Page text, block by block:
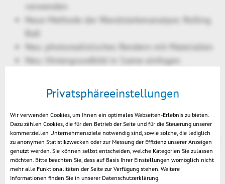
verwenden
Neue Methode der Wandstärkenanalyse: Rolling
Ball
Neu: photorealistisches Rendern mit Materialien
Neu: Hintergrundbild in Szene einfügen
hinterlegen
Neu: Animationen - Objekte kontinuierlich
rotieren lassen
Verbessert: Sehr fortgeschrittene Vektorisierung
mit Mehrfachansichten, Blockbildung, Layern und
2D Ausgabe nach DXF
Verbessert: Performance & Handling für extrem
Privatsphäreeinstellungen
Wir verwenden Cookies, um Ihnen ein optimales Webseiten-Erlebnis zu bieten.
Dazu zählen Cookies, die für den Betrieb der Seite und für die Steuerung unserer
kommerziellen Unternehmensziele notwendig sind, sowie solche, die lediglich
zu anonymen Statistikzwecken oder zur Messung der Effizienz unserer Anzeigen
genutzt werden. Sie können selbst entscheiden, welche Kategorien Sie zulassen
möchten. Bitte beachten Sie, dass auf Basis Ihrer Einstellungen womöglich nicht
mehr alle Funktionalitäten der Seite zur Verfügung stehen. Weitere
Informationen finden Sie in unserer Datenschutzerklärung.